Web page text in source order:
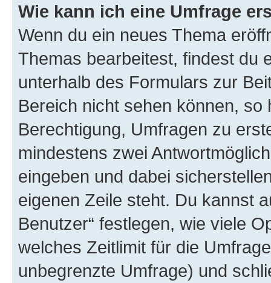
Wie kann ich eine Umfrage
Wenn du ein neues Thema
Themas bearbeitest, findest du
unterhalb des Formulars zur
Bereich nicht sehen können,
Berechtigung, Umfragen zu
mindestens zwei
eingeben und dabei
eigenen Zeile steht. Du kannst
Benutzer“ festlegen, wie viele
welches Zeitlimit für die
unbegrenzte Umfrage) und